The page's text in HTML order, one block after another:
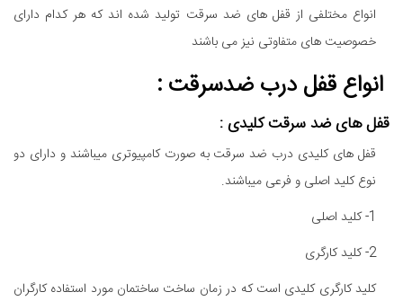
انواع مختلفی از قفل های ضد سرقت تولید شده اند که هر کدام دارای
خصوصیت های متفاوتی نیز می باشند
انواع قفل درب ضدسرقت :
قفل های ضد سرقت کلیدی :
قفل های کلیدی درب ضد سرقت به صورت کامپیوتری میباشند و دارای دو
نوع کلید اصلی و فرعی میباشند.
1- کلید اصلی
2- کلید کارگری
کلید کارگری کلیدی است که در زمان ساخت ساختمان مورد استفاده کارگران